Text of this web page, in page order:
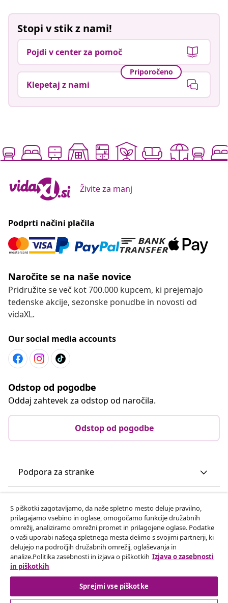
Stopi v stik z nami!
Pojdi v center za pomoč
Priporočeno
Klepetaj z nami
Živite za manj
Podprti načini plačila
Naročite se na naše novice
Pridružite se več kot 700.000 kupcem, ki prejemajo
tedenske akcije, sezonske ponudbe in novosti od
vidaXL.
Our social media accounts
Odstop od pogodbe
Oddaj zahtevek za odstop od naročila.
Odstop od pogodbe
Podpora za stranke
vidaXL
Odkrijte več
S piškotki zagotavljamo, da naše spletno mesto deluje pravilno,
prilagajamo vsebino in oglase, omogočamo funkcije družabnih
omrežij, analiziramo omrežni promet in prilagojene oglase. Podatke
o vaši uporabi našega spletnega mesta delimo s svojimi partnerji, ki
delujejo na področjih družabnih omrežij, oglaševanja in
analize.Politika zasebnosti in izjava o piškotkih Izjava o zasebnosti
in piškotkih
Sprejmi vse piškotke